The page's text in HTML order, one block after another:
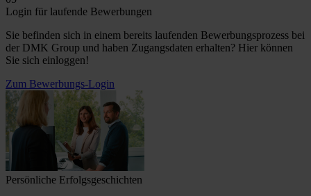
Login für laufende Bewerbungen
Sie befinden sich in einem bereits laufenden Bewerbungsprozess bei
der DMK Group und haben Zugangsdaten erhalten? Hier können
Sie sich einloggen!
Zum Bewerbungs-Login
Persönliche Erfolgsgeschichten